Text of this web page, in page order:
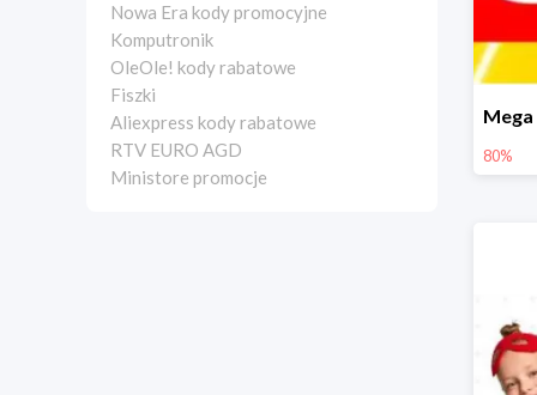
Nowa Era kody promocyjne
Komputronik
OleOle! kody rabatowe
Fiszki
Aliexpress kody rabatowe
RTV EURO AGD
Ministore promocje
80%